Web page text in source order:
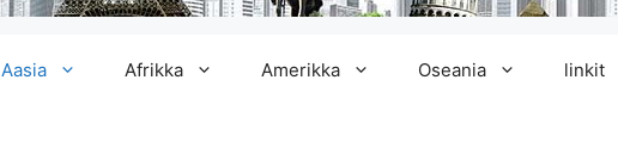
Aasia Afrikka Amerikka Oseania linkit